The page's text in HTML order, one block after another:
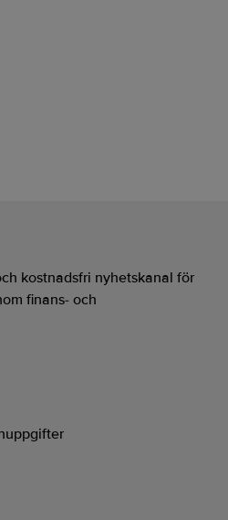
kostnadsfri nyhetskanal för
finans- och